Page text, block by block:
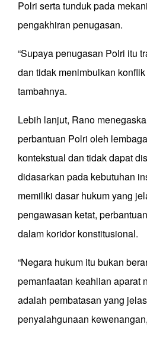
Polri serta tunduk pada
pengakhiran penugasan.
“Supaya penugasan Polri itu
dan tidak menimbulkan konflik
tambahnya.
Lebih lanjut, Rano
perbantuan Polri oleh
kontekstual dan tidak dapat
didasarkan pada kebutuhan
memiliki dasar hukum yang
pengawasan ketat,
dalam koridor konstitusional.
“Negara hukum itu bukan
pemanfaatan keahlian aparat
adalah pembatasan yang
penyalahgunaan